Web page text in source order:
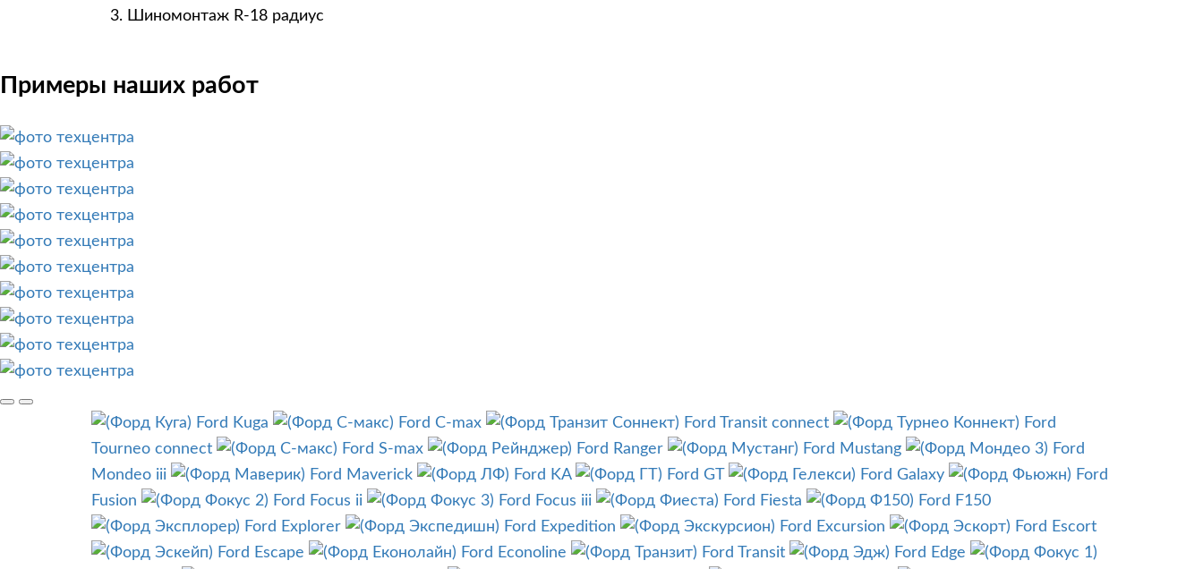
Шиномонтаж R-18 радиус
Примеры наших работ
Ford Kuga Ford C-max Ford Transit connect
Ford
Tourneo connect
Ford S-max Ford Ranger Ford Mustang
Ford
Mondeo iii
Ford Maverick Ford KA Ford GT Ford Galaxy
Ford
Fusion
Ford Focus ii Ford Focus iii Ford Fiesta
Ford F150
Ford Explorer
Ford Expedition Ford Excursion
Ford Escort
Ford Escape
Ford Econoline Ford Transit
Ford Edge